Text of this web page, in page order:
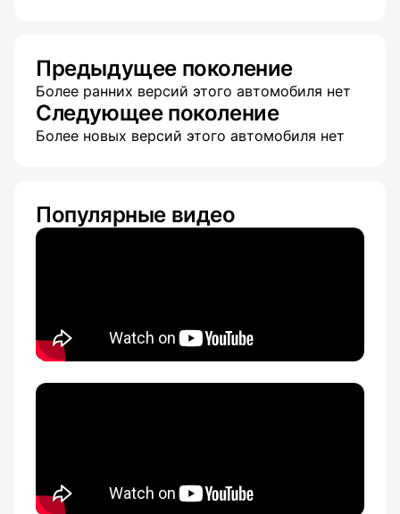
Предыдущее поколение
Более ранних версий этого автомобиля нет
Следующее поколение
Более новых версий этого автомобиля нет
Популярные видео